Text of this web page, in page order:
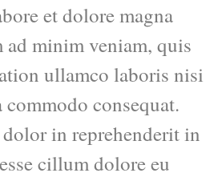
et dolore magna
minim veniam, quis
ullamco laboris nisi
consequat.
in reprehenderit in
cillum dolore eu